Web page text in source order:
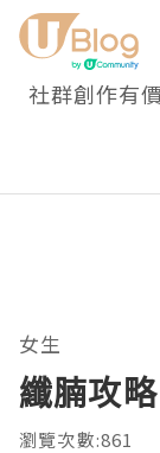
社群創作有
女生
纖腩攻
瀏覽次數:861